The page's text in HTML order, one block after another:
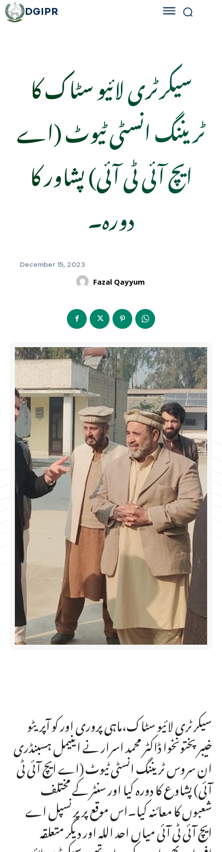
DGIPR
سیکرٹری لائیو سٹاک کا
ٹریننگ انسٹی ٹیوٹ (اے
ایچ آئی ٹی آئی) پشاور کا
دورہ۔
December 15, 2023
Fazal Qayyum
سیکرٹری لائیو سٹاک،ماہی پروری اور کو آپریٹو
خیبرپختونخوا ڈاکٹر محمد اسرار نے اینیمل ہسبنڈری
ان سروس ٹریننگ انسٹی ٹیوٹ (اے ایچ آئی ٹی
آئی) پشاوع کا دورہ کیا اور سنٹر کے مختلف
شعبوں کا معائنہ کیا۔اس موقع پر پرنسپل اے
ایچ آئی ٹی آئی میاں احد اللہ اور دیگر متعلقہ